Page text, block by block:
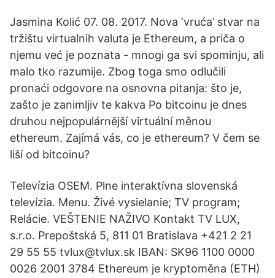
Jasmina Kolić 07. 08. 2017. Nova ‘vruća’ stvar na
tržištu virtualnih valuta je Ethereum, a priča o
njemu već je poznata - mnogi ga svi spominju, ali
malo tko razumije. Zbog toga smo odlučili
pronaći odgovore na osnovna pitanja: što je,
zašto je zanimljiv te kakva Po bitcoinu je dnes
druhou nejpopulárnější virtuální měnou
ethereum. Zajímá vás, co je ethereum? V čem se
liší od bitcoinu?
Televízia OSEM. Plne interaktívna slovenská
televízia. Menu. Živé vysielanie; TV program;
Relácie. VEŠTENIE NAŽIVO Kontakt TV LUX,
s.r.o. Prepoštská 5, 811 01 Bratislava +421 2 21
29 55 55 tvlux@tvlux.sk IBAN: SK96 1100 0000
0026 2001 3784 Ethereum je kryptoměna (ETH)